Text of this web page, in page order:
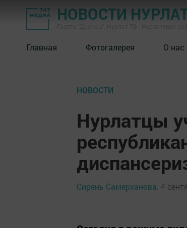
НОВОСТИ
Главная Фотогалерея О нас
НОВОСТИ
Нурлатцы
Сирень Самерханова, 4